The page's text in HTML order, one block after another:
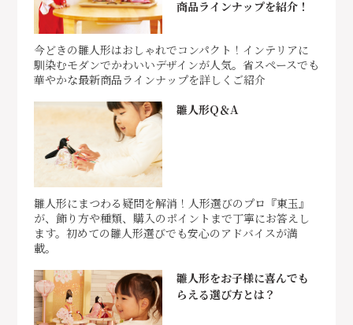
商品ラインナップを紹介！
今どきの雛人形はおしゃれでコンパクト！インテリアに
馴染むモダンでかわいいデザインが人気。省スペースでも
華やかな最新商品ラインナップを詳しくご紹介
雛人形Q＆A
雛人形にまつわる疑問を解消！人形選びのプロ『東玉』
が、飾り方や種類、購入のポイントまで丁寧にお答えし
ます。初めての雛人形選びでも安心のアドバイスが満
載。
雛人形をお子様に喜んでも
らえる選び方とは？